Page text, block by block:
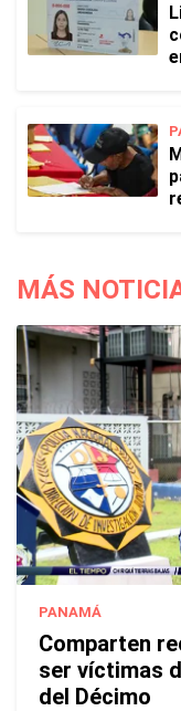
MÁS
PANAMÁ
Comparten
ser víctimas
del Décimo